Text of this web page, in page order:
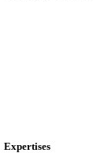
Expertises